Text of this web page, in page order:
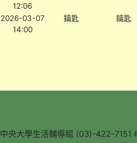
12:06
2026-03-07
14:00
鑰匙 鑰匙
中央大學生活輔導組 (03)-422-7151